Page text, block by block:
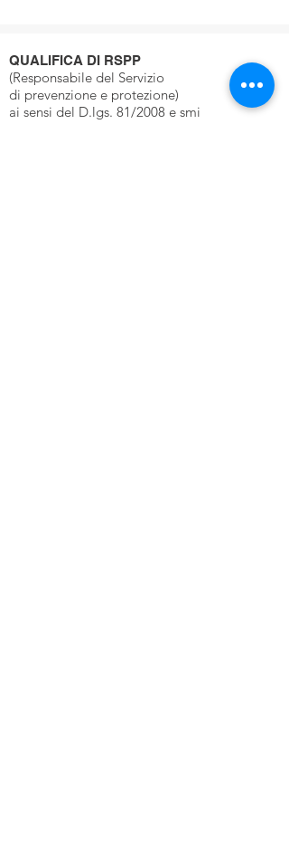
QUALIFICA DI RSPP
(Responsabile del Servizio
di prevenzione e protezione)
ai sensi del D.lgs. 81/2008 e smi